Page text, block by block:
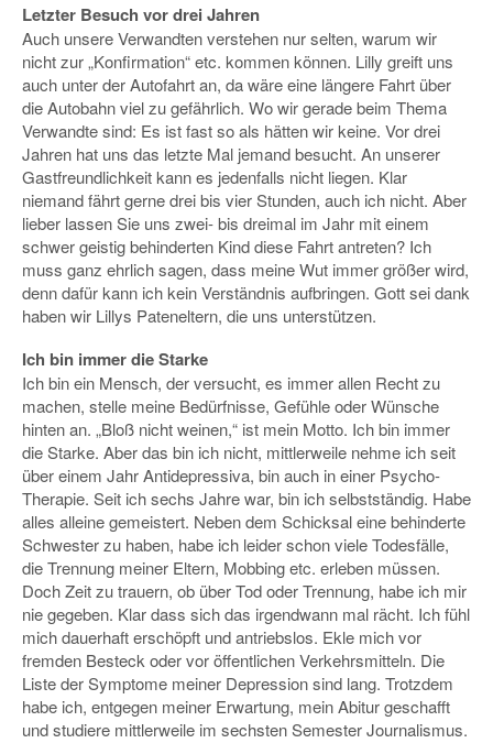
Letzter Besuch vor drei Jahren
Auch unsere Verwandten verstehen nur selten, warum wir
nicht zur „Konfirmation“ etc. kommen können. Lilly greift uns
auch unter der Autofahrt an, da wäre eine längere Fahrt über
die Autobahn viel zu gefährlich. Wo wir gerade beim Thema
Verwandte sind: Es ist fast so als hätten wir keine. Vor drei
Jahren hat uns das letzte Mal jemand besucht. An unserer
Gastfreundlichkeit kann es jedenfalls nicht liegen. Klar
niemand fährt gerne drei bis vier Stunden, auch ich nicht. Aber
lieber lassen Sie uns zwei- bis dreimal im Jahr mit einem
schwer geistig behinderten Kind diese Fahrt antreten? Ich
muss ganz ehrlich sagen, dass meine Wut immer größer wird,
denn dafür kann ich kein Verständnis aufbringen. Gott sei dank
haben wir Lillys Pateneltern, die uns unterstützen.
Ich bin immer die Starke
Ich bin ein Mensch, der versucht, es immer allen Recht zu
machen, stelle meine Bedürfnisse, Gefühle oder Wünsche
hinten an. „Bloß nicht weinen,“ ist mein Motto. Ich bin immer
die Starke. Aber das bin ich nicht, mittlerweile nehme ich seit
über einem Jahr Antidepressiva, bin auch in einer Psycho-
Therapie. Seit ich sechs Jahre war, bin ich selbstständig. Habe
alles alleine gemeistert. Neben dem Schicksal eine behinderte
Schwester zu haben, habe ich leider schon viele Todesfälle,
die Trennung meiner Eltern, Mobbing etc. erleben müssen.
Doch Zeit zu trauern, ob über Tod oder Trennung, habe ich mir
nie gegeben. Klar dass sich das irgendwann mal rächt. Ich fühl
mich dauerhaft erschöpft und antriebslos. Ekle mich vor
fremden Besteck oder vor öffentlichen Verkehrsmitteln. Die
Liste der Symptome meiner Depression sind lang. Trotzdem
habe ich, entgegen meiner Erwartung, mein Abitur geschafft
und studiere mittlerweile im sechsten Semester Journalismus.